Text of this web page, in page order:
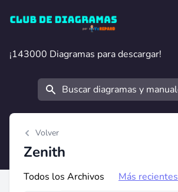
Club de Diagramas
¡143000 Diagramas para descargar!
¡143000 Diagramas para descargar!
Buscar
Volver
Zenith
Todos los Archivos Más recientes